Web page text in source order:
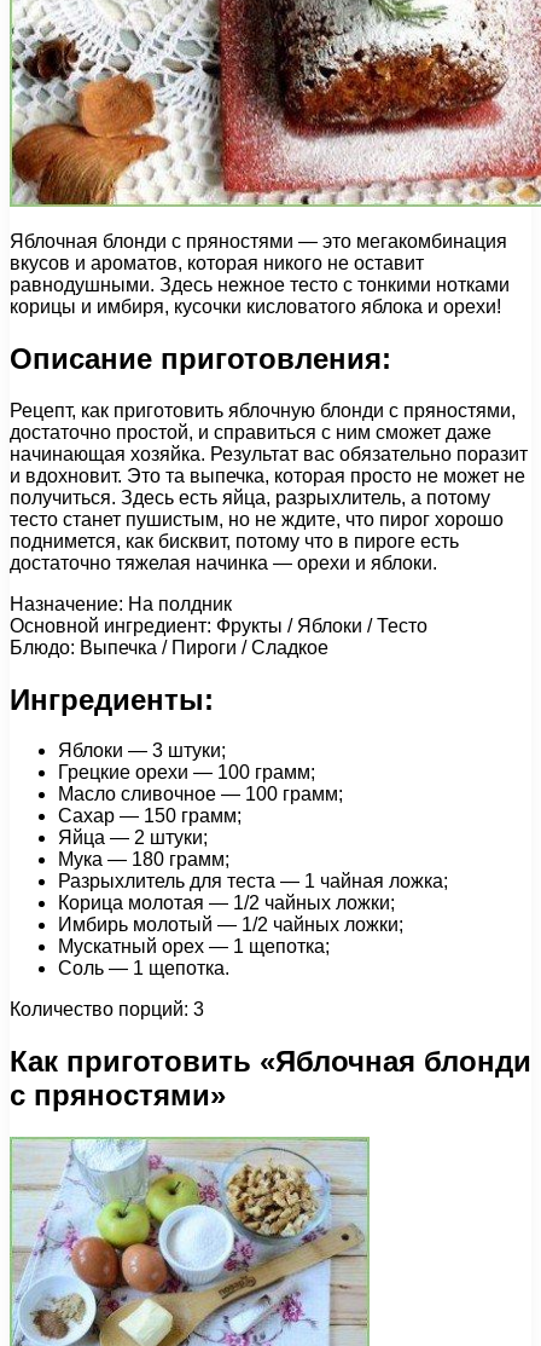
Яблочная блонди с пряностями — это мегакомбинация
вкусов и ароматов, которая никого не оставит
равнодушными. Здесь нежное тесто с тонкими нотками
корицы и имбиря, кусочки кисловатого яблока и орехи!
Описание приготовления:
Рецепт, как приготовить яблочную блонди с пряностями,
достаточно простой, и справиться с ним сможет даже
начинающая хозяйка. Результат вас обязательно поразит
и вдохновит. Это та выпечка, которая просто не может не
получиться. Здесь есть яйца, разрыхлитель, а потому
тесто станет пушистым, но не ждите, что пирог хорошо
поднимется, как бисквит, потому что в пироге есть
достаточно тяжелая начинка — орехи и яблоки.
Назначение: На полдник
Основной ингредиент: Фрукты / Яблоки / Тесто
Блюдо: Выпечка / Пироги / Сладкое
Ингредиенты:
Яблоки — 3 штуки;
Грецкие орехи — 100 грамм;
Масло сливочное — 100 грамм;
Сахар — 150 грамм;
Яйца — 2 штуки;
Мука — 180 грамм;
Разрыхлитель для теста — 1 чайная ложка;
Корица молотая — 1/2 чайных ложки;
Имбирь молотый — 1/2 чайных ложки;
Мускатный орех — 1 щепотка;
Соль — 1 щепотка.
Количество порций: 3
Как приготовить «Яблочная блонди
с пряностями»